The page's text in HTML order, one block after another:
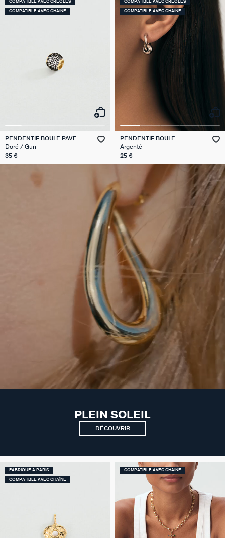
COMPATIBLE AVEC CRÉOLES
COMPATIBLE AVEC CHAÎNE
PENDENTIF BOULE PAVÉ
Doré / Gun
35 €
COMPATIBLE AVEC CRÉOLES
COMPATIBLE AVEC CHAÎNE
PENDENTIF BOULE
Argenté
25 €
PLEIN SOLEIL
DÉCOUVRIR
FABRIQUÉ À PARIS
COMPATIBLE AVEC CHAÎNE
COMPATIBLE AVEC CHAÎNE